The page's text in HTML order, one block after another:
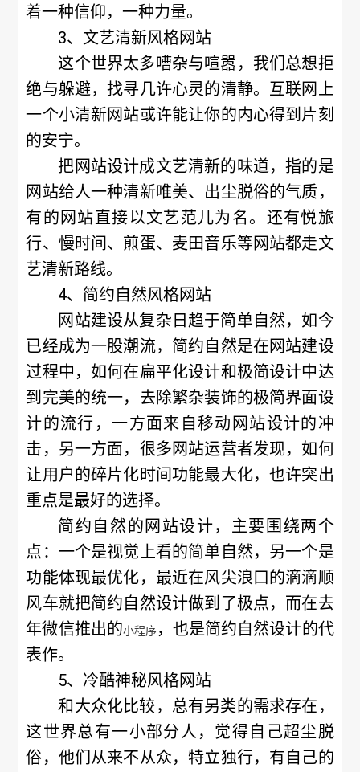
着一种信仰，一种力量。
3、文艺清新风格网站
这个世界太多嘈杂与喧嚣，我们总想拒
绝与躲避，找寻几许心灵的清静。互联网上
一个小清新网站或许能让你的内心得到片刻
的安宁。
把网站设计成文艺清新的味道，指的是
网站给人一种清新唯美、出尘脱俗的气质，
有的网站直接以文艺范儿为名。还有悦旅
行、慢时间、煎蛋、麦田音乐等网站都走文
艺清新路线。
4、简约自然风格网站
网站建设从复杂日趋于简单自然，如今
已经成为一股潮流，简约自然是在网站建设
过程中，如何在扁平化设计和极简设计中达
到完美的统一，去除繁杂装饰的极简界面设
计的流行，一方面来自移动网站设计的冲
击，另一方面，很多网站运营者发现，如何
让用户的碎片化时间功能最大化，也许突出
重点是最好的选择。
简约自然的网站设计，主要围绕两个
点：一个是视觉上看的简单自然，另一个是
功能体现最优化，最近在风尖浪口的滴滴顺
风车就把简约自然设计做到了极点，而在去
年微信推出的小程序，也是简约自然设计的代
表作。
5、冷酷神秘风格网站
和大众化比较，总有另类的需求存在，
这世界总有一小部分人，觉得自己超尘脱
俗，他们从来不从众，特立独行，有自己的